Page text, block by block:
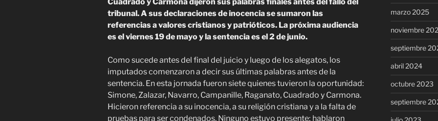
Cuadrado y Carmona dijeron sus palabras finales antes del fallo del
tribunal. A sus declaraciones de inocencia se sumaron las
referencias a valores cristianos y patrióticos. La próxima audiencia
es el viernes 19 de mayo y la sentencia es el 2 de junio.
Como sucede antes del final del juicio y luego de los alegatos, los
imputados comenzaron a decir sus últimas palabras antes de la
sentencia. En esta jornada fueron siete quienes tuvieron la oportunidad:
Simone, Zalazar, Navarro, Campanille, Raganato, Cuadrado y Carmona.
Hicieron referencia a su inocencia, a su religión cristiana y a la falta de
pruebas para ser condenados. Ninguno estuvo presente; hablaron
marzo 2025
noviembre
septiembre
abril 2024
octubre 2023
septiembre